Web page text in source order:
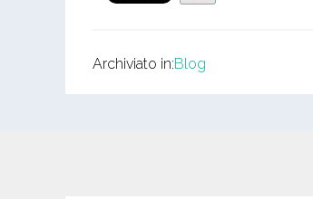
Archiviato in:Blog